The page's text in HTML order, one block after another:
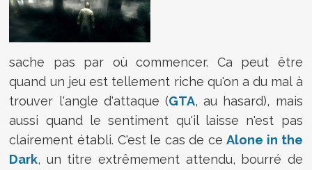
sache pas par où commencer. Ca peut être
quand un jeu est tellement riche qu'on a du mal à
trouver l'angle d'attaque (GTA, au hasard), mais
aussi quand le sentiment qu'il laisse n'est pas
clairement établi. C'est le cas de ceAlone in the
Dark, un titre extrêmement attendu, bourré de